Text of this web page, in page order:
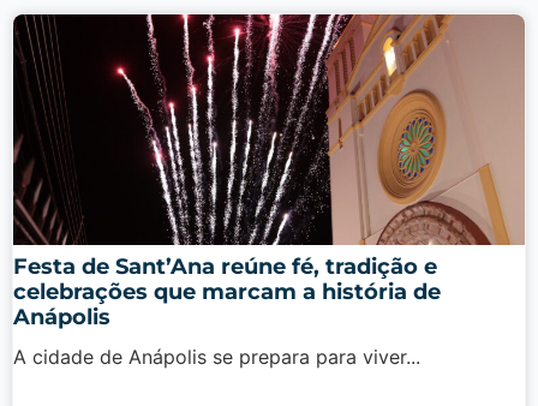
Festa de Sant’Ana reúne fé, tradição e
celebrações que marcam a história de
Anápolis
A cidade de Anápolis se prepara para viver...